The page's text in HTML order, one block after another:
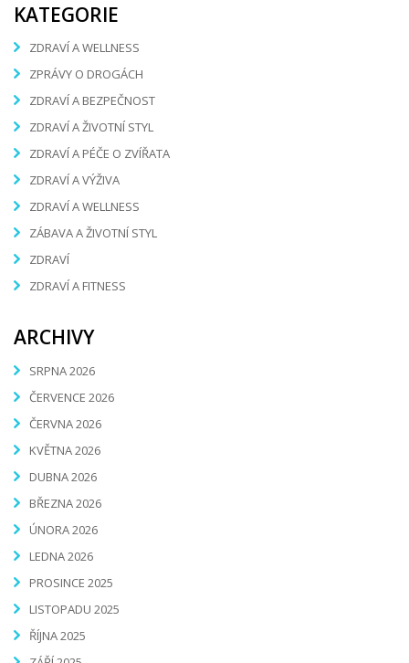
KATEGORIE
ZDRAVÍ A WELLNESS
ZPRÁVY O DROGÁCH
ZDRAVÍ A BEZPEČNOST
ZDRAVÍ A ŽIVOTNÍ STYL
ZDRAVÍ A PÉČE O ZVÍŘATA
ZDRAVÍ A VÝŽIVA
ZDRAVÍ A WELLNESS
ZÁBAVA A ŽIVOTNÍ STYL
ZDRAVÍ
ZDRAVÍ A FITNESS
ARCHIVY
SRPNA 2026
ČERVENCE 2026
ČERVNA 2026
KVĚTNA 2026
DUBNA 2026
BŘEZNA 2026
ÚNORA 2026
LEDNA 2026
PROSINCE 2025
LISTOPADU 2025
ŘÍJNA 2025